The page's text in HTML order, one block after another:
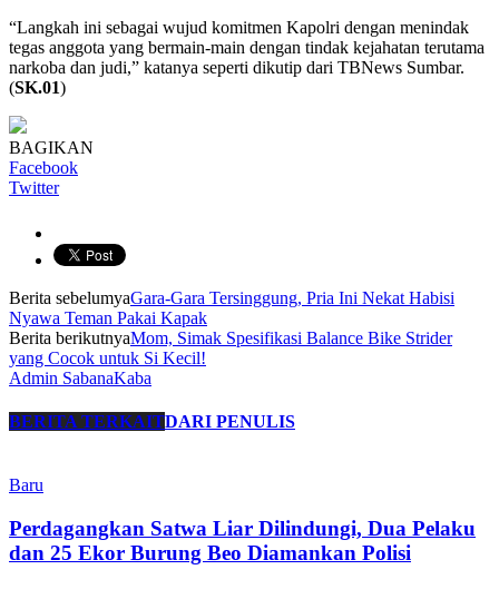
“Langkah ini sebagai wujud komitmen Kapolri dengan menindak
tegas anggota yang bermain-main dengan tindak kejahatan terutama
narkoba dan judi,” katanya seperti dikutip dari TBNews Sumbar.
(SK.01)
BAGIKAN
Facebook
Twitter
Berita sebelumyaGara-Gara Tersinggung, Pria Ini Nekat Habisi
Nyawa Teman Pakai Kapak
Berita berikutnyaMom, Simak Spesifikasi Balance Bike Strider
yang Cocok untuk Si Kecil!
Admin SabanaKaba
BERITA TERKAITDARI PENULIS
Baru
Perdagangkan Satwa Liar Dilindungi, Dua Pelaku
dan 25 Ekor Burung Beo Diamankan Polisi